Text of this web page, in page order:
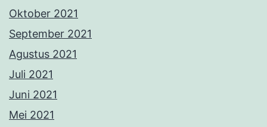
Oktober 2021
September 2021
Agustus 2021
Juli 2021
Juni 2021
Mei 2021